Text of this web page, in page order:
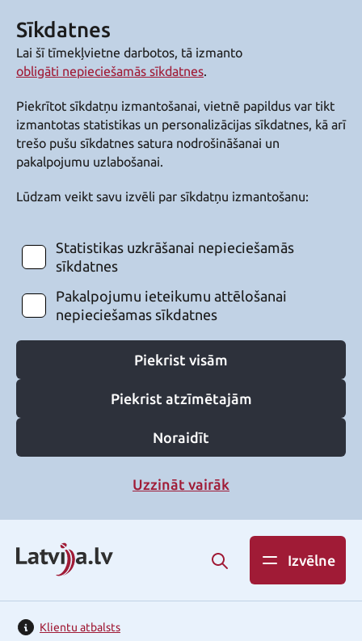
Sīkdatnes
Lai šī tīmekļvietne darbotos, tā izmanto
obligāti nepieciešamās sīkdatnes.
Piekrītot sīkdatņu izmantošanai, vietnē papildus var tikt
izmantotas statistikas un personalizācijas sīkdatnes, kā arī
trešo pušu sīkdatnes satura nodrošināšanai un
pakalpojumu uzlabošanai.
Lūdzam veikt savu izvēli par sīkdatņu izmantošanu:
Statistikas uzkrāšanai nepieciešamās
sīkdatnes
Pakalpojumu ieteikumu attēlošanai
nepieciešamas sīkdatnes
Piekrist visām
Piekrist atzīmētajām
Noraidīt
Uzzināt vairāk
Izvēlne
Klientu atbalsts